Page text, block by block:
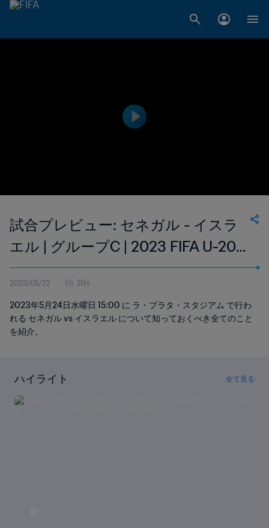
試合プレビュー: セネガル - イスラ
エル | グループC | 2023 FIFA U-20
ワールドカップ アルゼンチン
2023/05/22 1分 31秒
2023年5月24日水曜日 15:00 に ラ・プラタ・スタジアム で行わ
れる セネガル vs イスラエル について知っておくべき全てのこと
を紹介。
ハイライト 全て見る